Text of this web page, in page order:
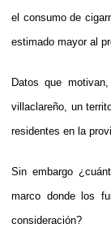
el consumo de
estimado mayor al
Datos que
villaclareño, un
residentes en la
Sin embargo
marco donde los
consideración?